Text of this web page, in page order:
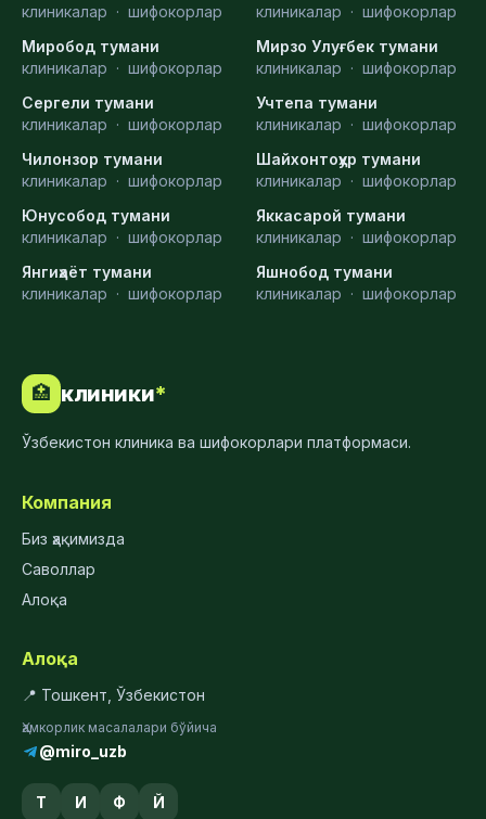
клиникалар · шифокорлар
клиникалар · шифокорлар
Миробод тумани
клиникалар · шифокорлар
Мирзо Улуғбек тумани
клиникалар · шифокорлар
Сергели тумани
клиникалар · шифокорлар
Учтепа тумани
клиникалар · шифокорлар
Чилонзор тумани
клиникалар · шифокорлар
Шайхонтоҳур тумани
клиникалар · шифокорлар
Юнусобод тумани
клиникалар · шифокорлар
Яккасарой тумани
клиникалар · шифокорлар
Янгиҳаёт тумани
клиникалар · шифокорлар
Яшнобод тумани
клиникалар · шифокорлар
🏥 клиники*
Ўзбекистон клиника ва шифокорлари платформаси.
Компания
Биз ҳақимизда
Саволлар
Алоқа
Алоқа
📍 Тошкент, Ўзбекистон
Ҳамкорлик масалалари бўйича
@miro_uzb
Т И Ф Й